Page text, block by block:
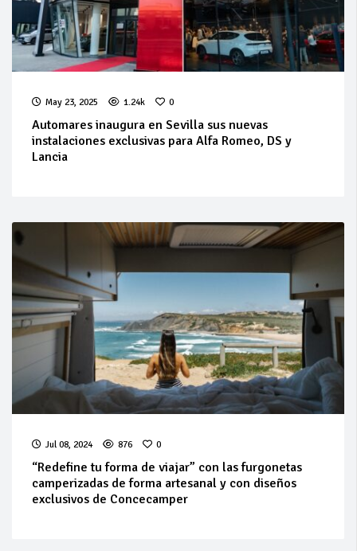
May 23, 2025 1.24k 0
Automares inaugura en Sevilla sus nuevas
instalaciones exclusivas para Alfa Romeo, DS y
Lancia
Jul 08, 2024 876 0
“Redefine tu forma de viajar” con las furgonetas
camperizadas de forma artesanal y con diseños
exclusivos de Concecamper